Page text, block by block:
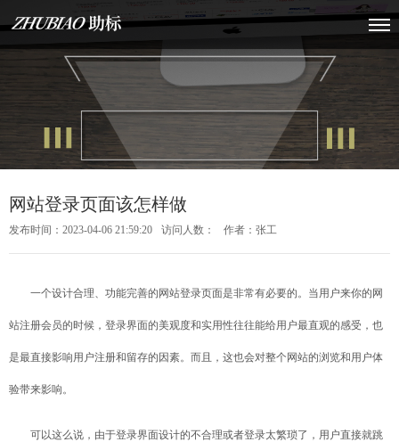
网站登录页面该怎样做
发布时间：2023-04-06 21:59:20 访问人数： 作者：张工
一个设计合理、功能完善的网站登录页面是非常有必要的。当用户来你的网
站注册会员的时候，登录界面的美观度和实用性往往能给用户最直观的感受，也
是最直接影响用户注册和留存的因素。而且，这也会对整个网站的浏览和用户体
验带来影响。
可以这么说，由于登录界面设计的不合理或者登录太繁琐了，用户直接就跳